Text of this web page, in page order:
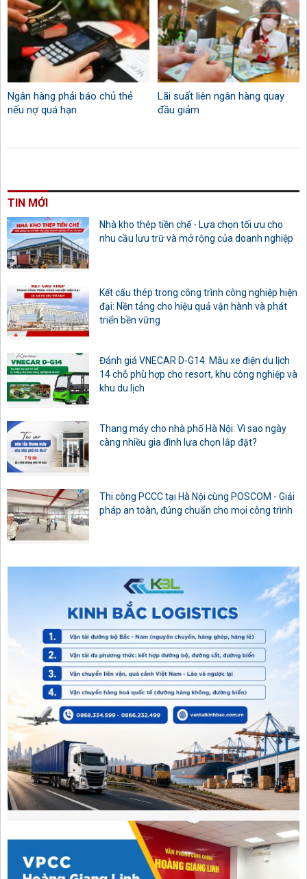
Ngân hàng phải báo chủ thẻ
nếu nợ quá hạn
Lãi suất liên ngân hàng quay
đầu giảm
TIN MỚI
Nhà kho thép tiền chế - Lựa chọn tối ưu cho
nhu cầu lưu trữ và mở rộng của doanh nghiệp
Kết cấu thép trong công trình công nghiệp hiện
đại: Nền tảng cho hiệu quả vận hành và phát
triển bền vững
Đánh giá VNECAR D-G14: Mẫu xe điện du lịch
14 chỗ phù hợp cho resort, khu công nghiệp và
khu du lịch
Thang máy cho nhà phố Hà Nội: Vì sao ngày
càng nhiều gia đình lựa chọn lắp đặt?
Thi công PCCC tại Hà Nội cùng POSCOM - Giải
pháp an toàn, đúng chuẩn cho mọi công trình